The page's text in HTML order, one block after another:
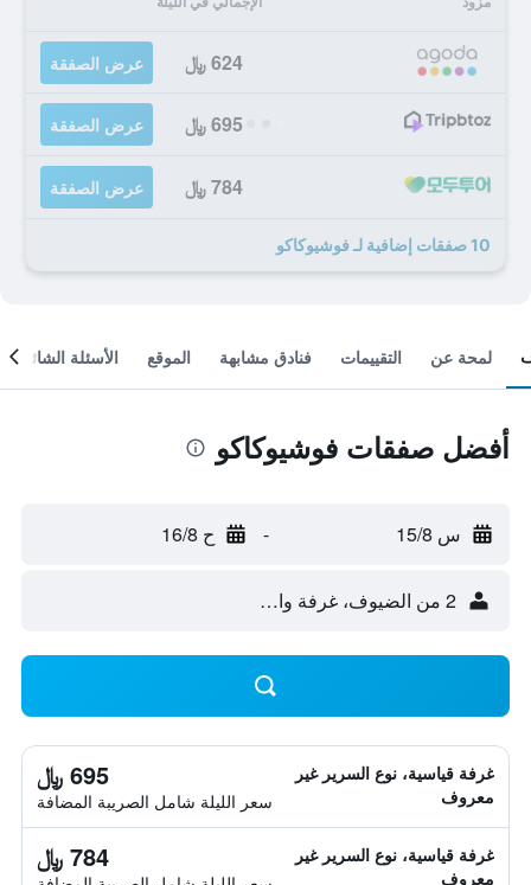
624 ﷼ عرض الصفقة
695 ﷼ عرض الصفقة
784 ﷼ عرض الصفقة
10 صفقات إضافية لـ فوشيوكاكو
لمحة عن التقييمات فنادق مشابهة الموقع الأسئلة الشائعة
أفضل صفقات فوشيوكاكو
س 15/8 - ح 16/8
2 من الضيوف، غرفة واحدة
غرفة قياسية، نوع السرير غير
معروف
695 ﷼
سعر الليلة شامل الصريبة المضافة
غرفة قياسية، نوع السرير غير
معروف
784 ﷼